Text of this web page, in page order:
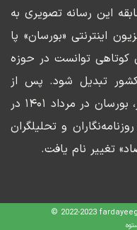
این رسانه تصویری به
اینترنتی «بورسان» پا
توانست در حوزه
کشور تبدیل شود. پس از
حدود دو و نیم سال فعالیت مستمر، بورسان در مرداد ۱۴۰۱ در
و تحلیلگران
تغییر نام یافت.
© 2022-2023